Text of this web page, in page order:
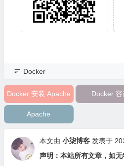
Docker
Docker 安装 Apache Docker 容
Apache
本文由 小柒博客发表于
声明：本站所有文章，如